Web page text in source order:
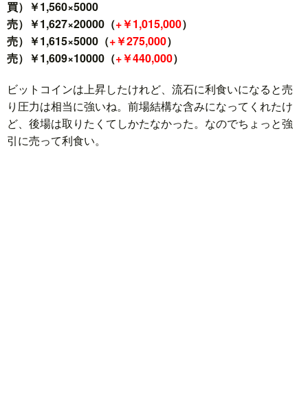
買）￥1,560×5000
売）￥1,627×20000（+￥1,015,000）
売）￥1,615×5000（+￥275,000）
売）￥1,609×10000（+￥440,000）
ビットコインは上昇したけれど、流石に利食いになると売
り圧力は相当に強いね。前場結構な含みになってくれたけ
ど、後場は取りたくてしかたなかった。なのでちょっと強
引に売って利食い。